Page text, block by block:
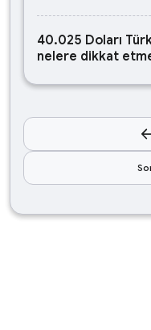
40.025 Doları
nelere dikkat
arrow_back